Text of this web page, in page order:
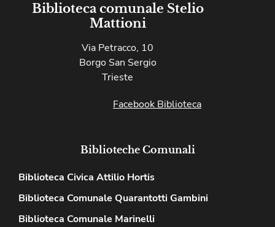
Biblioteca comunale Stelio
Mattioni
Via Petracco, 10
Borgo San Sergio
Trieste
Facebook Biblioteca
Biblioteche Comunali
Biblioteca Civica Attilio Hortis
Biblioteca Comunale Quarantotti Gambini
Biblioteca Comunale Marinelli